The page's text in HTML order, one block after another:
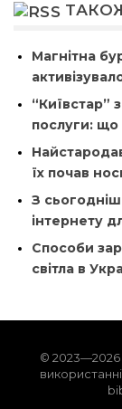
Магнітна
“Київстар”
послуги: що
їх почав
З
інтернету
Способи
світла в
©